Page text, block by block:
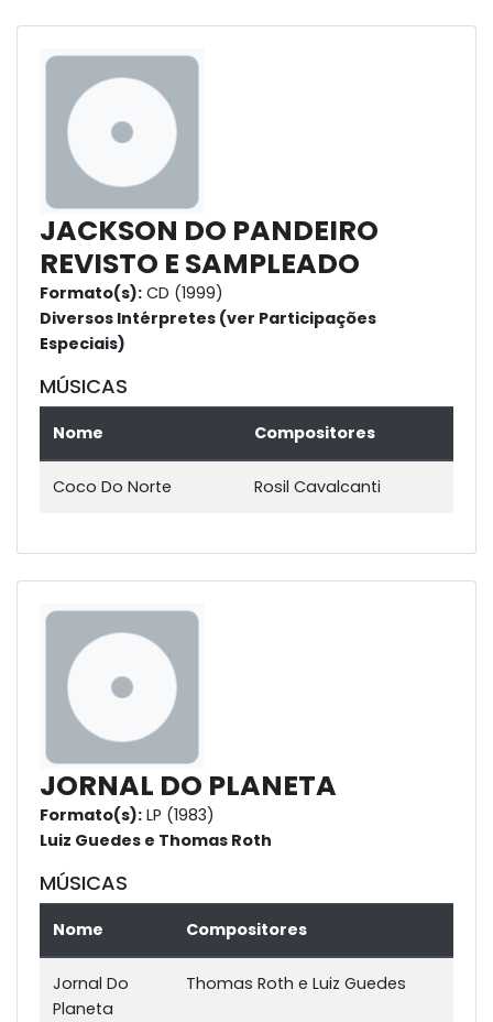
JACKSON DO PANDEIRO
REVISTO E SAMPLEADO
Formato(s): CD (1999)
Diversos Intérpretes (ver Participações
Especiais)
MÚSICAS
Nome Compositores
Coco Do Norte Rosil Cavalcanti
JORNAL DO PLANETA
Formato(s): LP (1983)
Luiz Guedes e Thomas Roth
MÚSICAS
Nome Compositores
Jornal Do
Planeta
Thomas Roth e Luiz Guedes